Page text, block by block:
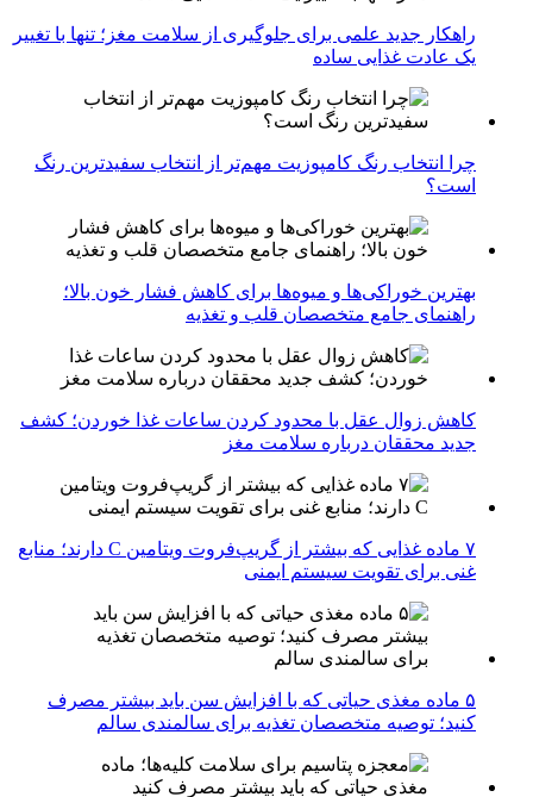
راهکار جدید علمی برای جلوگیری از سلامت مغز؛ تنها با تغییر
یک عادت غذایی ساده
چرا انتخاب رنگ کامپوزیت مهم‌تر از انتخاب سفیدترین رنگ
است؟
بهترین خوراکی‌ها و میوه‌ها برای کاهش فشار خون بالا؛
راهنمای جامع متخصصان قلب و تغذیه
کاهش زوال عقل با محدود کردن ساعات غذا خوردن؛ کشف
جدید محققان درباره سلامت مغز
۷ ماده غذایی که بیشتر از گریپ‌فروت ویتامین C دارند؛ منابع
غنی برای تقویت سیستم ایمنی
۵ ماده مغذی حیاتی که با افزایش سن باید بیشتر مصرف
کنید؛ توصیه متخصصان تغذیه برای سالمندی سالم